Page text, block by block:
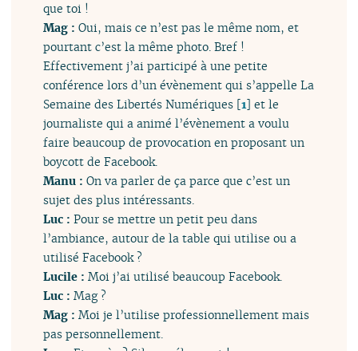
que toi !
Mag :Oui, mais ce n’est pas le même nom, et
pourtant c’est la même photo. Bref !
Effectivement j’ai participé à une petite
conférence lors d’un évènement qui s’appelle La
Semaine des Libertés Numériques [1] et le
journaliste qui a animé l’évènement a voulu
faire beaucoup de provocation en proposant un
boycott de Facebook.
Manu :On va parler de ça parce que c’est un
sujet des plus intéressants.
Luc :Pour se mettre un petit peu dans
l’ambiance, autour de la table qui utilise ou a
utilisé Facebook ?
Lucile :Moi j’ai utilisé beaucoup Facebook.
Luc :Mag ?
Mag :Moi je l’utilise professionnellement mais
pas personnellement.